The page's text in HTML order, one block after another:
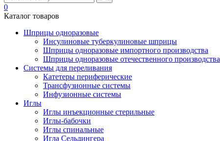
0
Каталог товаров
Шприцы одноразовые
Инсулиновые туберкулиновые шприцы
Шприцы одноразовые импортного производства
Шприцы одноразовые отечественного производства
Системы для переливания
Катетеры периферические
Трансфузионные системы
Инфузионные системы
Иглы
Иглы инъекционные стерильные
Иглы-бабочки
Иглы спинальные
Игла Сельдингера